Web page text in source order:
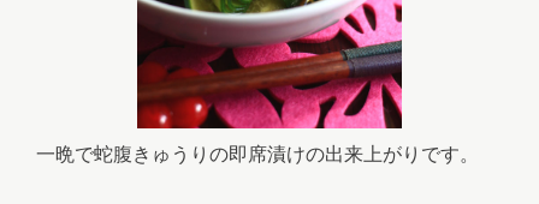
一晩で蛇腹きゅうりの即席漬けの出来上がりです。